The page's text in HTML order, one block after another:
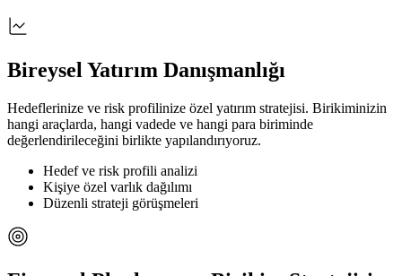
Bireysel Yatırım Danışmanlığı
Hedeflerinize ve risk profilinize özel yatırım stratejisi. Birikiminizin
hangi araçlarda, hangi vadede ve hangi para biriminde
değerlendirileceğini birlikte yapılandırıyoruz.
Hedef ve risk profili analizi
Kişiye özel varlık dağılımı
Düzenli strateji görüşmeleri